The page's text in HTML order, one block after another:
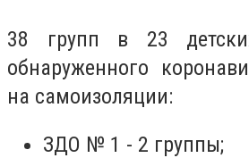
38 групп в 23
обнаруженного
на самоизоляции:
ЗДО № 1 - 2 группы;